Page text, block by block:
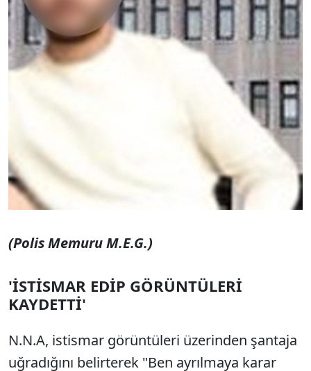
(Polis Memuru M.E.G.)
'İSTİSMAR EDİP GÖRÜNTÜLERİ
KAYDETTİ'
N.N.A, istismar görüntüleri üzerinden şantaja
uğradığını belirterek "Ben ayrılmaya karar